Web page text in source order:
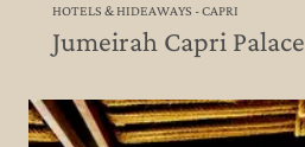
HOTELS & HIDEAWAYS - CAPRI
Jumeirah Capri Palace